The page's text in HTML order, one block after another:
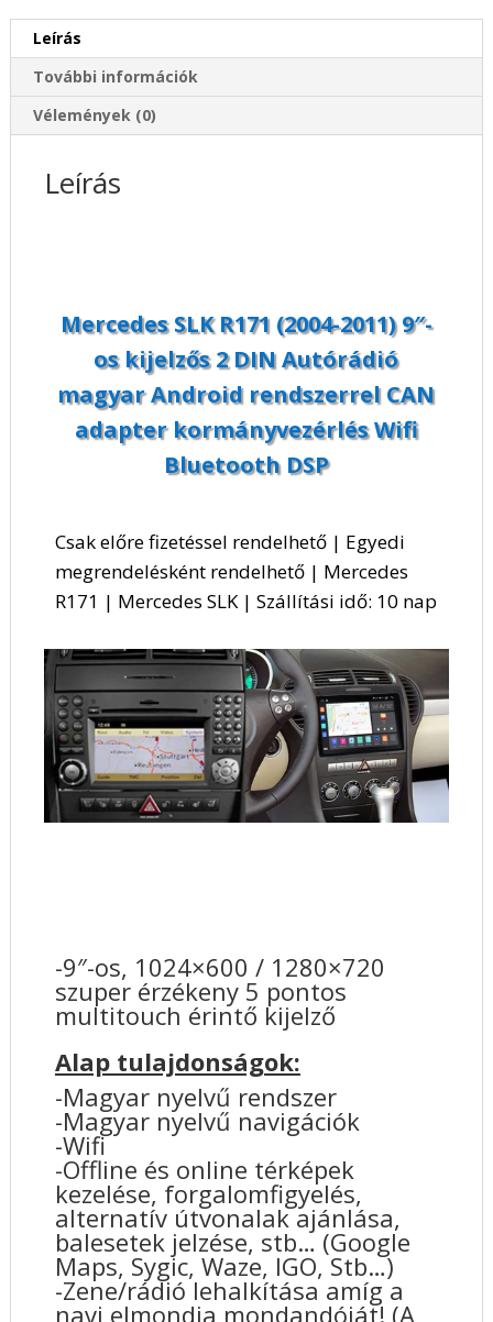
DIN
Autórádió
magyar
Android
rendszerrel
adapter
mennyiség
Leírás
További információk
Vélemények (0)
Leírás
Mercedes SLK R171 (2004-2011) 9″-
os kijelzős 2 DIN Autórádió
magyar Android rendszerrel CAN
adapter kormányvezérlés Wifi
Bluetooth DSP
Csak előre fizetéssel rendelhető | Egyedi
megrendelésként rendelhető | Mercedes
R171 | Mercedes SLK | Szállítási idő: 10 nap
-9″-os, 1024×600 / 1280×720
szuper érzékeny 5 pontos
multitouch érintő kijelző
Alap tulajdonságok:
-Magyar nyelvű rendszer
-Magyar nyelvű navigációk
-Wifi
-Offline és online térképek
kezelése, forgalomfigyelés,
alternatív útvonalak ajánlása,
balesetek jelzése, stb… (Google
Maps, Sygic, Waze, IGO, Stb…)
-Zene/rádió lehalkítása amíg a
navi elmondja mondandóját! (A